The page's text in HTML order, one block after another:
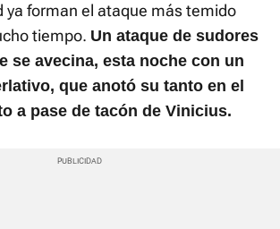
ya forman el ataque más temido
tiempo. Un ataque de sudores
se avecina, esta noche con un
que anotó su tanto en el
a pase de tacón de Vinicius.